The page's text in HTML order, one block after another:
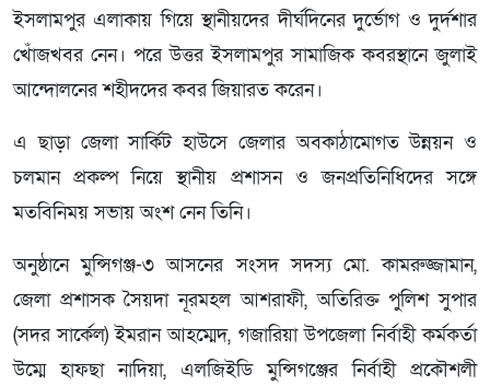
ইসলামপুর এলাকায় গিয়ে স্থানীয়দের দীর্ঘদিনের দুর্ভোগ ও দুর্দশার
খোঁজখবর নেন। পরে উত্তর ইসলামপুর সামাজিক কবরস্থানে জুলাই
আন্দোলনের শহীদদের কবর জিয়ারত করেন।
এ ছাড়া জেলা সার্কিট হাউসে জেলার অবকাঠামোগত উন্নয়ন ও
চলমান প্রকল্প নিয়ে স্থানীয় প্রশাসন ও জনপ্রতিনিধিদের সঙ্গে
মতবিনিময় সভায় অংশ নেন তিনি।
অনুষ্ঠানে মুন্সিগঞ্জ-৩ আসনের সংসদ সদস্য মো. কামরুজ্জামান,
জেলা প্রশাসক সৈয়দা নূরমহল আশরাফী, অতিরিক্ত পুলিশ সুপার
(সদর সার্কেল) ইমরান আহম্মেদ, গজারিয়া উপজেলা নির্বাহী কর্মকর্তা
উম্মে হাফছা নাদিয়া, এলজিইডি মুন্সিগঞ্জের নির্বাহী প্রকৌশলী